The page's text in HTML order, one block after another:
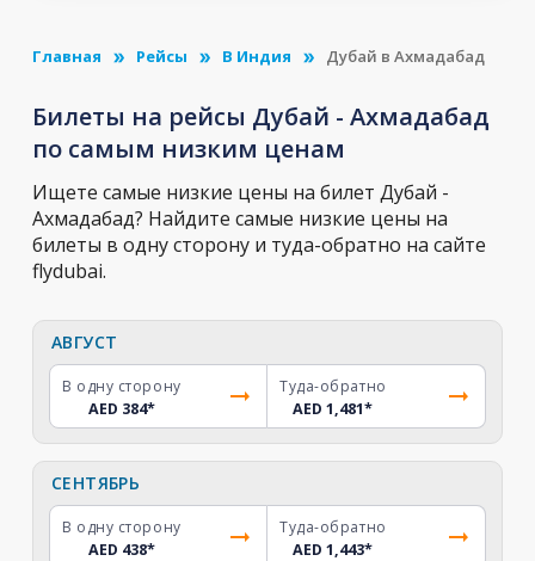
Главная Рейсы В Индия Дубай в Ахмадабад
Билеты на рейсы Дубай - Ахмадабад
по самым низким ценам
Ищете самые низкие цены на билет Дубай -
Ахмадабад? Найдите самые низкие цены на
билеты в одну сторону и туда-обратно на сайте
flydubai.
АВГУСТ
В одну сторону
AED 384*
Туда-обратно
AED 1,481*
СЕНТЯБРЬ
В одну сторону
AED 438*
Туда-обратно
AED 1,443*